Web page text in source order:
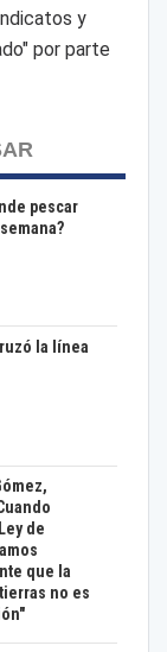
y
por parte
pescar
la línea
de
que la
no es